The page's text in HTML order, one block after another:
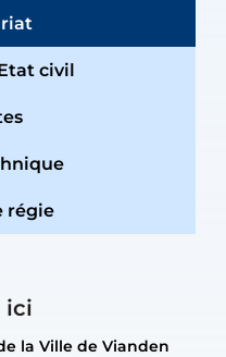
civil
régie
ici
la Ville de Vianden
la Ville de Vianden
la Ville de Vianden
la Ville de Vianden
Vianden